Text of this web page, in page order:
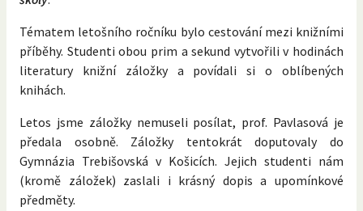
Tématem letošního ročníku bylo cestování mezi knižními
příběhy. Studenti obou prim a sekund vytvořili v hodinách
literatury knižní záložky a povídali si o oblíbených
knihách.
Letos jsme záložky nemuseli posílat, prof. Pavlasová je
předala osobně. Záložky tentokrát doputovaly do
Gymnázia Trebišovská v Košicích. Jejich studenti nám
(kromě záložek) zaslali i krásný dopis a upomínkové
předměty.